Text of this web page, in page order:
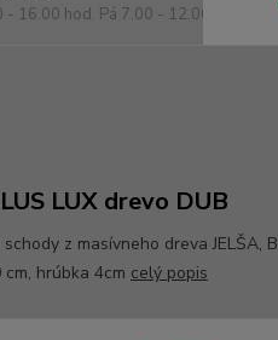
- 16.00 hod. Pá 7.00 - 12.00 hod.
LUX drevo DUB
z masívneho dreva JELŠA,
hrúbka 4cm celý popis